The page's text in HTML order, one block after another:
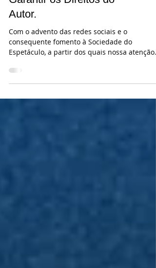
Divulgar o Seu Negócio e
Garantir os Direitos do
Autor.
Com o advento das redes sociais e o
Espetáculo, a partir dos quais nossa atenção
somente se prende...